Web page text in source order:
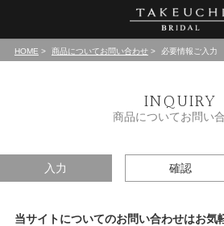
HOME 商品についてお問い合わせ 必要情報ご入力
INQUIRY
商品についてお問い
入力 確認
当サイトについてのお問い合わせはお気